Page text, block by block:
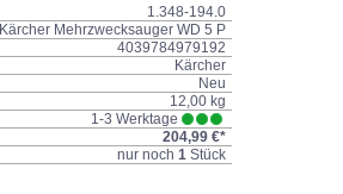
1.348-194.0
Kärcher Mehrzwecksauger WD 5 P
4039784979192
Kärcher
Neu
12,00 kg
1-3 Werktage
204,99 €*
nur noch 1 Stück